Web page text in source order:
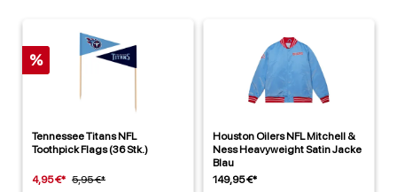
%
Tennessee Titans NFL
Toothpick Flags (36 Stk.)
4,95 €* 5,95 €*
Houston Oilers NFL Mitchell &
Ness Heavyweight Satin Jacke
Blau
149,95 €*